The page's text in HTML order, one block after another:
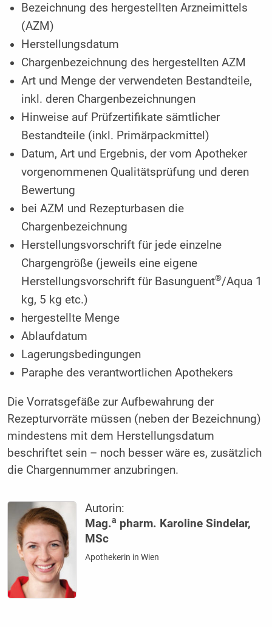
Bezeichnung des hergestellten Arzneimittels
(AZM)
Herstellungsdatum
Chargenbezeichnung des hergestellten AZM
Art und Menge der verwendeten Bestandteile,
inkl. deren Chargenbezeichnungen
Hinweise auf Prüfzertifikate sämtlicher
Bestandteile (inkl. Primärpackmittel)
Datum, Art und Ergebnis, der vom Apotheker
vorgenommenen Qualitätsprüfung und deren
Bewertung
bei AZM und Rezepturbasen die
Chargenbezeichnung
Herstellungsvorschrift für jede einzelne
Chargengröße (jeweils eine eigene
Herstellungsvorschrift für Basunguent®/Aqua 1
kg, 5 kg etc.)
hergestellte Menge
Ablaufdatum
Lagerungsbedingungen
Paraphe des verantwortlichen Apothekers
Die Vorratsgefäße zur Aufbewahrung der
Rezepturvorräte müssen (neben der Bezeichnung)
mindestens mit dem Herstellungsdatum
beschriftet sein – noch besser wäre es, zusätzlich
die Chargennummer anzubringen.
Autorin:
Mag.a pharm. Karoline Sindelar,
MSc
Apothekerin in Wien